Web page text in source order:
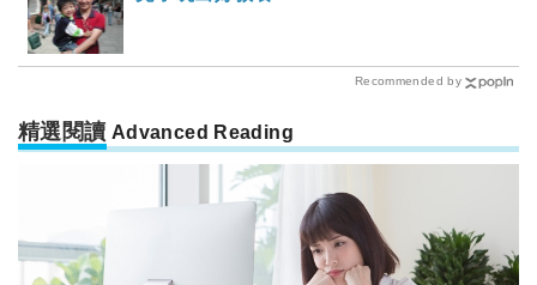
Recommended by
精選閱讀 Advanced Reading